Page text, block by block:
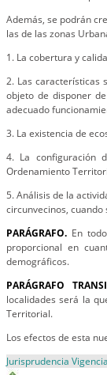
Además, se podrán
las de las zonas
1. La cobertura y
2. Las características
objeto de disponer
adecuado
3. La existencia de
4. La configuración
Ordenamiento
5. Análisis de la
circunvecinos, cuando
PARÁGRAFO. En
proporcional en
demográficos.
PARÁGRAFO
localidades será la
Territorial.
Los efectos de esta
Jurisprudencia Vigencia